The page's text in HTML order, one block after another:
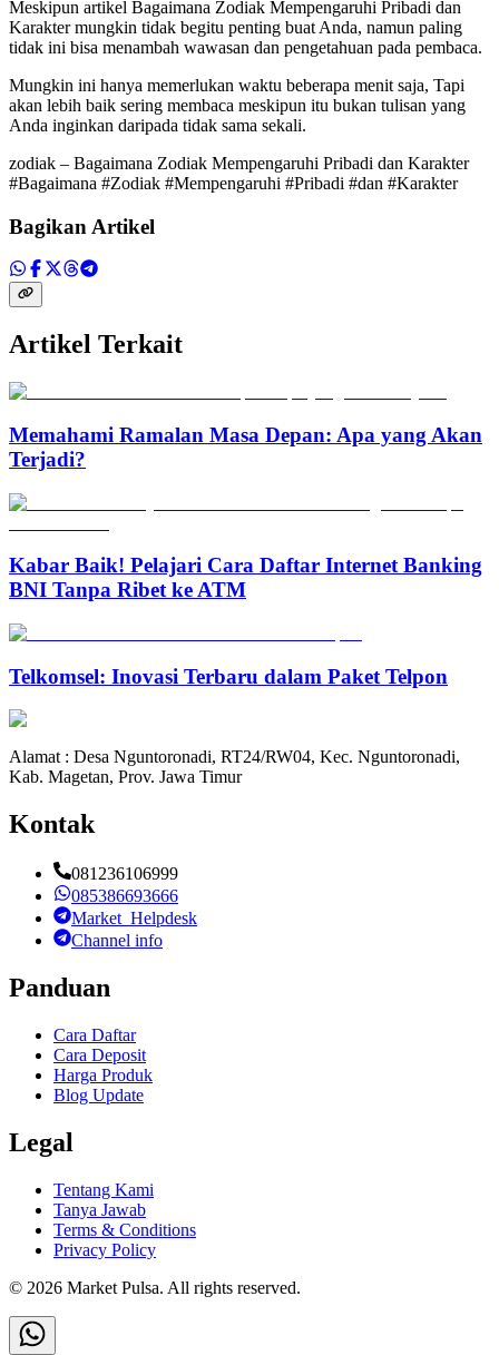
Meskipun artikel Bagaimana Zodiak Mempengaruhi Pribadi dan
Karakter mungkin tidak begitu penting buat Anda, namun paling
tidak ini bisa menambah wawasan dan pengetahuan pada pembaca.
Mungkin ini hanya memerlukan waktu beberapa menit saja, Tapi
akan lebih baik sering membaca meskipun itu bukan tulisan yang
Anda inginkan daripada tidak sama sekali.
zodiak – Bagaimana Zodiak Mempengaruhi Pribadi dan Karakter
#Bagaimana #Zodiak #Mempengaruhi #Pribadi #dan #Karakter
Bagikan Artikel
Artikel Terkait
Memahami Ramalan Masa Depan: Apa yang Akan
Terjadi?
Kabar Baik! Pelajari Cara Daftar Internet Banking
BNI Tanpa Ribet ke ATM
Telkomsel: Inovasi Terbaru dalam Paket Telpon
Alamat : Desa Nguntoronadi, RT24/RW04, Kec. Nguntoronadi,
Kab. Magetan, Prov. Jawa Timur
Kontak
081236106999
085386693666
Market_Helpdesk
Channel info
Panduan
Cara Daftar
Cara Deposit
Harga Produk
Blog Update
Legal
Tentang Kami
Tanya Jawab
Terms & Conditions
Privacy Policy
© 2026 Market Pulsa. All rights reserved.